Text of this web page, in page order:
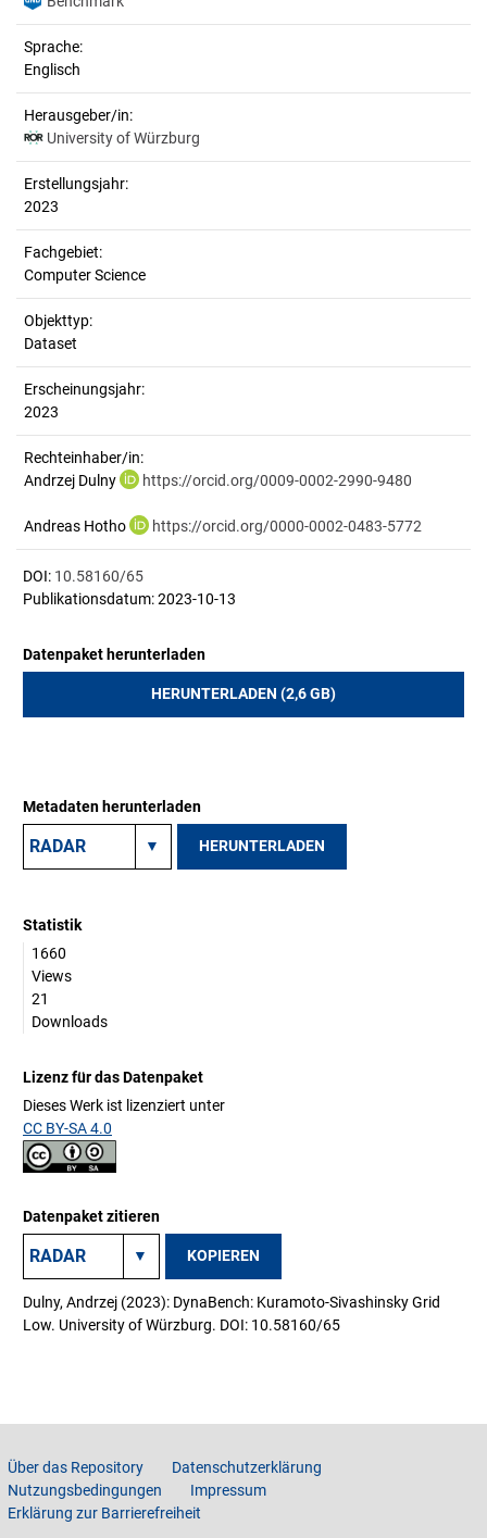
Sprache:
Englisch
Herausgeber/in:
University of Würzburg
Erstellungsjahr:
2023
Fachgebiet:
Computer Science
Objekttyp:
Dataset
Erscheinungsjahr:
2023
Rechteinhaber/in:
Andrzej Dulny
https://orcid.org/0009-0002-2990-9480
Andreas Hotho https://orcid.org/0000-0002-0483-5772
DOI: 10.58160/65
Publikationsdatum: 2023-10-13
Datenpaket herunterladen
HERUNTERLADEN (2,6 GB)
Metadaten herunterladen
HERUNTERLADEN
Statistik
1660
Views
21
Downloads
Lizenz für das Datenpaket
Dieses Werk ist lizenziert unter
CC BY-SA 4.0
Datenpaket zitieren
KOPIEREN
Dulny, Andrzej (2023): DynaBench: Kuramoto-Sivashinsky Grid
Low. University of Würzburg. DOI: 10.58160/65
Über das Repository
Datenschutzerklärung
Nutzungsbedingungen
Impressum
Erklärung zur Barrierefreiheit